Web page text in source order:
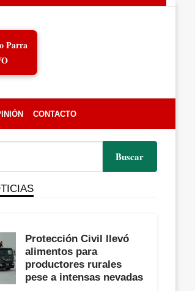
Parra
CONTACTO
Protección Civil llevó
alimentos para
productores rurales
pese a intensas nevadas